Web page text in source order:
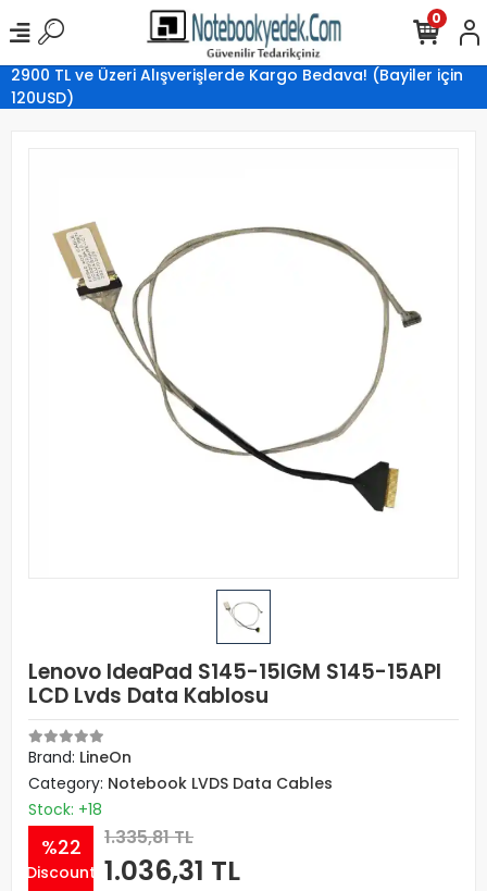
2900 TL ve Üzeri Alışverişlerde Kargo Bedava! (Bayiler için
120USD)
0
Lenovo IdeaPad S145-15IGM S145-15API
LCD Lvds Data Kablosu
Brand: LineOn
Category: Notebook LVDS Data Cables
Stock: +18
%22
Discount
1.335,81 TL
1.036,31 TL